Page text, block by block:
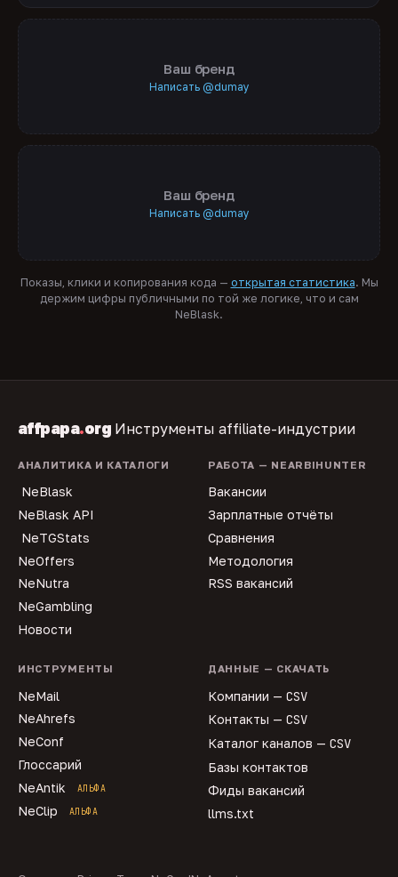
Ваш бренд
Написать @dumay
Ваш бренд
Написать @dumay
Показы, клики и копирования кода — открытая статистика. Мы
держим цифры публичными по той же логике, что и сам
NeBlask.
affpapa.org Инструменты affiliate-индустрии
АНАЛИТИКА И КАТАЛОГИ
NeBlask
NeBlask API
NeTGStats
NeOffers
NeNutra
NeGambling
Новости
РАБОТА — NEARBIHUNTER
Вакансии
Зарплатные отчёты
Сравнения
Методология
RSS вакансий
ИНСТРУМЕНТЫ
NeMail
NeAhrefs
NeConf
Глоссарий
NeAntik
АЛЬФА
NeClip АЛЬФА
ДАННЫЕ — СКАЧАТЬ
Компании — CSV
Контакты — CSV
Каталог каналов — CSV
Базы контактов
Фиды вакансий
llms.txt